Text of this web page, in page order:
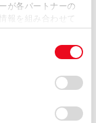
が各パートナーの
報を組み合わせて
の使用を続行する
存されることに同
)のオプトアウト、
っては、当社の
いて
」をご覧くだ
トップへ